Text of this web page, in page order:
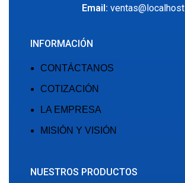
Email: ventas@localhost
INFORMACIÓN
CONTÁCTANOS
COTIZACIÓN
LA EMPRESA
MISIÓN Y VISIÓN
NUESTROS PRODUCTOS